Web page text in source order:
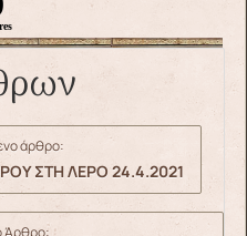
άρθρο:
ΣΤΗ ΛΕΡΟ 24.4.2021
Άρθρο: